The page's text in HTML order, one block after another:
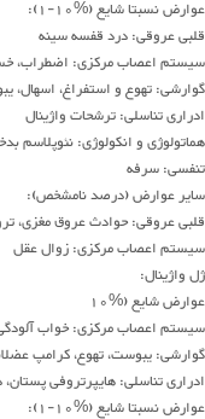
عوارض نسبتا شایع (%10-1):
قلبی عروقی: درد قفسه سینه
سیستم اعصاب مرکزی: اضطراب،
گوارشی: تهوع و استفراغ، اسهال،
ادراری تناسلی: ترشحات واژینال
هماتولوژی و انکولوژی: نئوپلاسم
تنفسی: سرفه
سایر عوارض (درصد نامشخص):
قلبی عروقی: حوادث عروق مغزی،
سیستم اعصاب مرکزی: زوال عقل
ژل واژینال:
عوارض شایع (%10
سیستم اعصاب مرکزی: خواب
گوارشی: یبوست، تهوع، کرامپ
ادراری تناسلی: هایپرتروفی
عوارض نسبتا شایع (%10-1):